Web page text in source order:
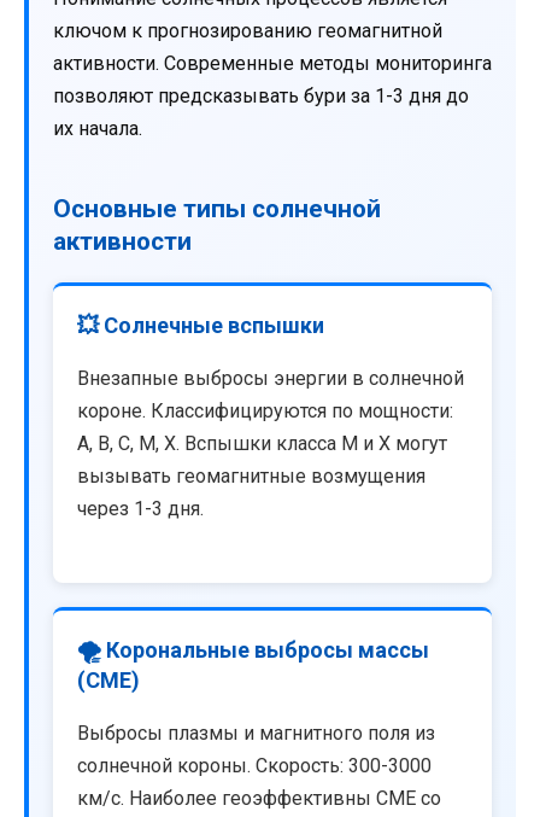
ключом к прогнозированию геомагнитной
активности. Современные методы мониторинга
позволяют предсказывать бури за 1-3 дня до
их начала.
Основные типы солнечной
активности
💥 Солнечные вспышки
Внезапные выбросы энергии в солнечной
короне. Классифицируются по мощности:
A, B, C, M, X. Вспышки класса M и X могут
вызывать геомагнитные возмущения
через 1-3 дня.
🌪️ Корональные выбросы массы
(CME)
Выбросы плазмы и магнитного поля из
солнечной короны. Скорость: 300-3000
км/с. Наиболее геоэффективны CME со